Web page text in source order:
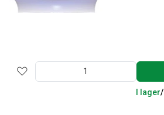
I lager/